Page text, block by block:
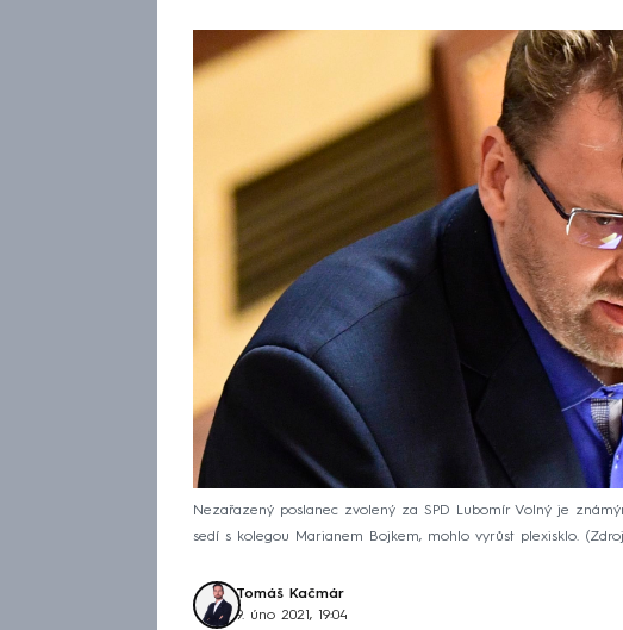
Nezařazený poslanec zvolený za SPD Lubomír Volný je
sedí s kolegou Marianem Bojkem, mohlo vyrůst plexisklo.
Tomáš Kačmár
9. úno 2021, 19:04